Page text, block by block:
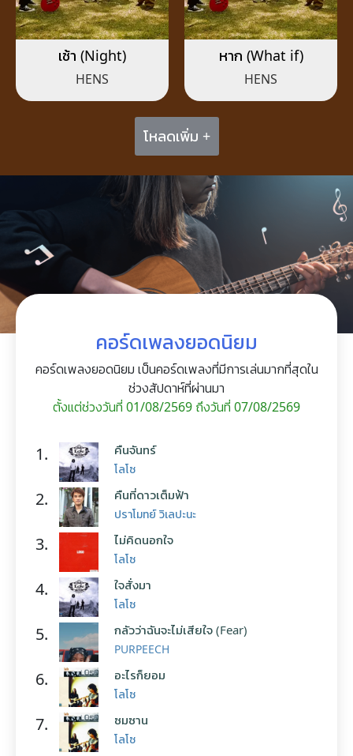
เช้า (Night)
HENS
หาก (What if)
HENS
โหลดเพิ่ม +
คอร์ดเพลงยอดนิยม
คอร์ดเพลงยอดนิยม เป็นคอร์ดเพลงที่มีการเล่นมากที่สุดใน
ช่วงสัปดาห์ที่ผ่านมา
ตั้งแต่ช่วงวันที่ 01/08/2569 ถึงวันที่ 07/08/2569
1. คืนจันทร์
โลโซ
2. คืนที่ดาวเต็มฟ้า
ปราโมทย์ วิเลปะนะ
3. ไม่คิดนอกใจ
โลโซ
4. ใจสั่งมา
โลโซ
5. กลัวว่าฉันจะไม่เสียใจ (Fear)
PURPEECH
6. อะไรก็ยอม
โลโซ
7. ซมซาน
โลโซ